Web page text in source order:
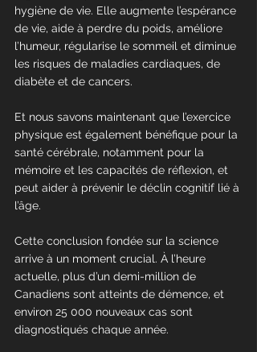
hygiène de vie. Elle augmente l’espérance
de vie, aide à perdre du poids, améliore
l’humeur, régularise le sommeil et diminue
les risques de maladies cardiaques, de
diabète et de cancers.
Et nous savons maintenant que l’exercice
physique est également bénéfique pour la
santé cérébrale, notamment pour la
mémoire et les capacités de réflexion, et
peut aider à prévenir le déclin cognitif lié à
l’âge.
Cette conclusion fondée sur la science
arrive à un moment crucial. À l’heure
actuelle, plus d’un demi-million de
Canadiens sont atteints de démence, et
environ 25 000 nouveaux cas sont
diagnostiqués chaque année.